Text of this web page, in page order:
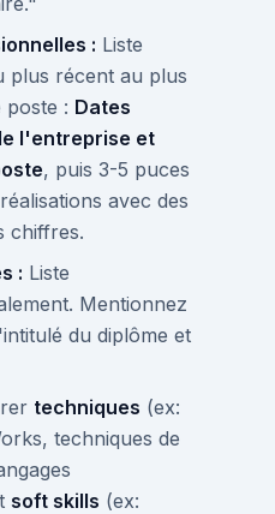
: Liste
plus récent au plus
poste : Dates
l'entreprise et
, puis 3-5 puces
avec des
chiffres.
: Liste
Mentionnez
du diplôme et
techniques (ex:
techniques de
soft skills (ex: